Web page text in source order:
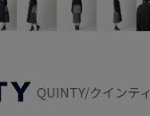
QUINTY/クインティ